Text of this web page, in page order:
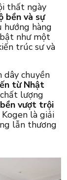
thất ngày
bền và sự
hướng hàng
như một
trúc sư và
dây chuyền
từ Nhật
lượng
vượt trội
Kogen là giải
lẫn thương